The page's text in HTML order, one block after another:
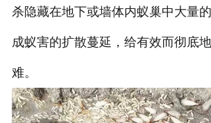
杀隐藏在地下或墙体内蚁巢中大量
成蚁害的扩散蔓延，给有效而彻底
难。